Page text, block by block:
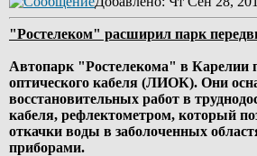
"Ростелеком" расширил парк
Автопарк "Ростелекома" в Карелии
оптического кабеля (ЛИОК). Они
восстановительных работ в
кабеля, рефлектометром, который
откачки воды в заболоченных
приборами.